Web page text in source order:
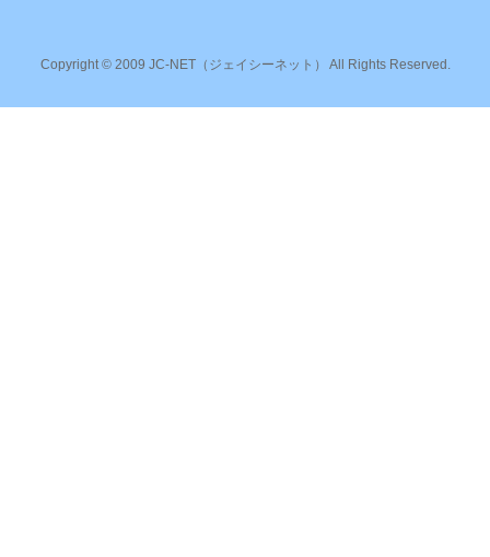
Copyright © 2009 JC-NET（ジェイシーネット） All Rights Reserved.